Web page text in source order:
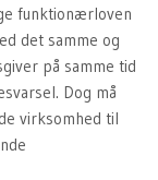
funktionærloven
det samme og
på samme tid
Dog må
virksomhed til